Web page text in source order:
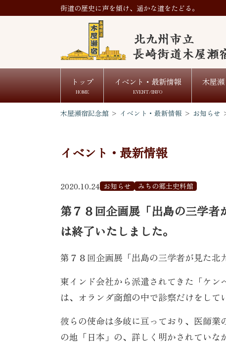
街道の歴史に声を傾け、遥かな道をたどる。
トップ
HOME
イベント・最新情報
EVENT/INFO
木屋
木屋瀬宿記念館 > イベント・最新情報 > お知らせ
イベント・最新情報
2020.10.24 お知らせ みちの郷土史料館
第７８回企画展「出島の三学
は終了いたしました。
第７８回企画展「出島の三学者が見た北
東インド会社から派遣されてきた「ケ
は、オランダ商館の中で診察だけをして
彼らの使命は多岐に亘っており、医師
の地「日本」の、詳しく明かされてい